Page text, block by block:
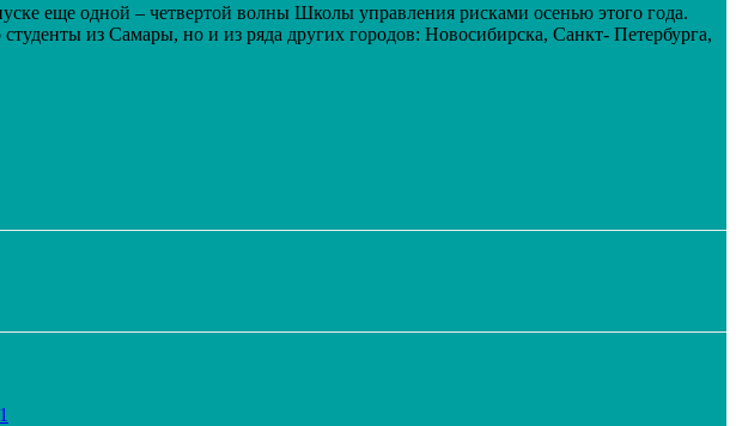
еще одной – четвертой волны Школы управления рисками осенью этого года.
из Самары, но и из ряда других городов: Новосибирска, Санкт- Петербурга,